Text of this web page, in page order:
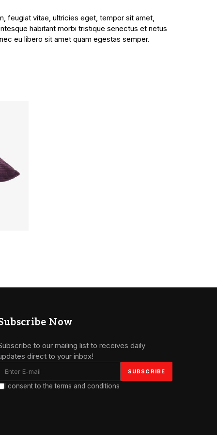
feugiat vitae, ultricies eget, tempor sit amet,
habitant morbi tristique senectus et netus
eu libero sit amet quam egestas semper.
Now
to our mailing list to receives daily
direct to your inbox!
I consent to the terms and conditions